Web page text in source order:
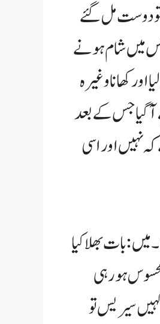
دوست مل گئے
میں شام ہونے
اور کھانا وغیرہ
آ گیا جس کے بعد
نہیں اور اسی
بھلا کیا
ہو رہی
سیریس تو